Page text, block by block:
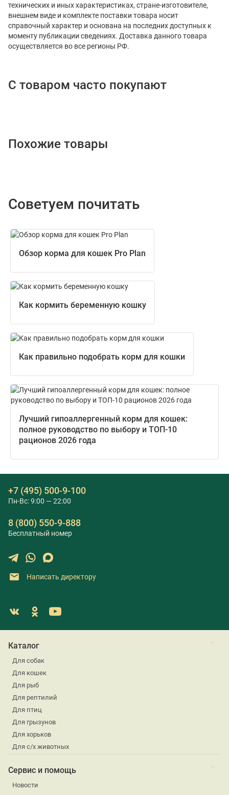
технических и иных характеристиках, стране-изготовителе,
внешнем виде и комплекте поставки товара носит
справочный характер и основана на последних доступных к
моменту публикации сведениях. Доставка данного товара
осуществляется во все регионы РФ.
С товаром часто покупают
Похожие товары
Советуем почитать
Обзор корма для кошек Pro Plan
Как кормить беременную кошку
Как правильно подобрать корм для кошки
Лучший гипоаллергенный корм для кошек:
полное руководство по выбору и ТОП-10
рационов 2026 года
+7 (495) 500-9-100
Пн-Вс: 9:00 — 22:00
8 (800) 550-9-888
Бесплатный номер
Написать директору
Каталог
Для собак
Для кошек
Для рыб
Для рептилий
Для птиц
Для грызунов
Для хорьков
Для с/х животных
Сервис и помощь
Новости